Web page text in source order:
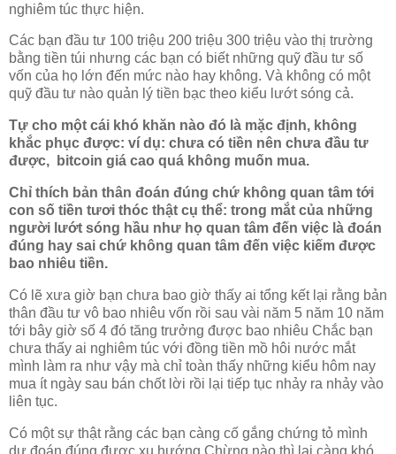
nghiêm túc thực hiện.
Các bạn đầu tư 100 triệu 200 triệu 300 triệu vào thị trường
bằng tiền túi nhưng các bạn có biết những quỹ đầu tư số
vốn của họ lớn đến mức nào hay không. Và không có một
quỹ đầu tư nào quản lý tiền bạc theo kiểu lướt sóng cả.
Tự cho một cái khó khăn nào đó là mặc định, không
khắc phục được: ví dụ: chưa có tiền nên chưa đầu tư
được, bitcoin giá cao quá không muốn mua.
Chỉ thích bản thân đoán đúng chứ không quan tâm tới
con số tiền tươi thóc thật cụ thể: trong mắt của những
người lướt sóng hầu như họ quan tâm đến việc là đoán
đúng hay sai chứ không quan tâm đến việc kiếm được
bao nhiêu tiền.
Có lẽ xưa giờ bạn chưa bao giờ thấy ai tổng kết lại rằng bản
thân đầu tư vô bao nhiêu vốn rồi sau vài năm 5 năm 10 năm
tới bây giờ số 4 đó tăng trưởng được bao nhiêu Chắc bạn
chưa thấy ai nghiêm túc với đồng tiền mồ hôi nước mắt
mình làm ra như vậy mà chỉ toàn thấy những kiểu hôm nay
mua ít ngày sau bán chốt lời rồi lại tiếp tục nhảy ra nhảy vào
liên tục.
Có một sự thật rằng các bạn càng cố gắng chứng tỏ mình
dự đoán đúng được xu hướng Chừng nào thì lại càng khó